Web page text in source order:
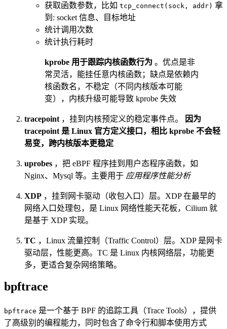
获取函数参数，比如 tcp_connect(sock, addr) 拿
到: socket 信息、目标地址
统计调用次数
统计执行耗时
kprobe 用于跟踪内核函数行为 。优点是非
常灵活，能挂任意内核函数；缺点是依赖内
核函数名，不稳定（不同内核版本可能
变），内核升级可能导致 kprobe 失效
tracepoint ，挂到内核预定义的稳定事件点。
因为
tracepoint 是 Linux 官方定义接口，相比 kprobe 不会轻
易变，跨内核版本更稳定
uprobes ，把 eBPF 程序挂到用户态程序函数，如
Nginx、Mysql 等。主要用于 应用程序性能分析
XDP ，挂到网卡驱动（收包入口）层。XDP 在最早的
网络入口处理包，是 Linux 网络性能天花板，Cilium 就
是基于 XDP 实现。
TC ，Linux 流量控制（Traffic Control）层。XDP 是网卡
驱动层，性能更高。TC 是 Linux 内核网络层，功能更
多，更适合复杂网络策略。
bpftrace
bpftrace 是一个基于 BPF 的追踪工具（Trace Tools），提供
了高级别的编程能力，同时包含了命令行和脚本使用方式